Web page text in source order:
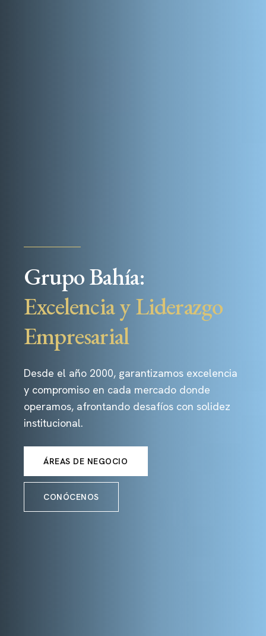
Grupo Bahía:
Excelencia y Liderazgo
Empresarial
Desde el año 2000, garantizamos excelencia
y compromiso en cada mercado donde
operamos, afrontando desafíos con solidez
institucional.
ÁREAS DE NEGOCIO
CONÓCENOS